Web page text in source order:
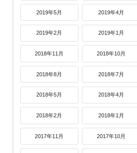
2019年5月 2019年4月
2019年2月 2019年1月
2018年11月 2018年10月
2018年8月 2018年7月
2018年5月 2018年4月
2018年2月 2018年1月
2017年11月 2017年10月